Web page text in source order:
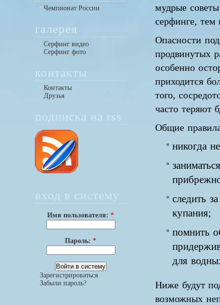
Чемпионат России
галерея
Серфинг видео
Серфинг фото
контакты
Контакты
Друзья
подписка на rss
вход в систему
Имя пользователя:*
Пароль:*
Зарегистрироваться
Забыли пароль?
мудрые
серфинге, тем
Опасности
продвинутых
особенно
приходится
того,
часто теряют
Общие
никогда
следить
купания;
помнить
для
Ниже будут
возможных